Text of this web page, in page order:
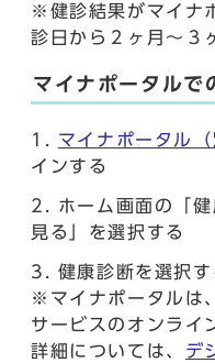
※健診結果がマイナ
診日から２ヶ月～３
マイナポータルで
マイナポータル
インする
ホーム画面の「
見る」を選択する
健康診断を選択す
※マイナポータルは
サービスのオンライ
詳細については、 デ